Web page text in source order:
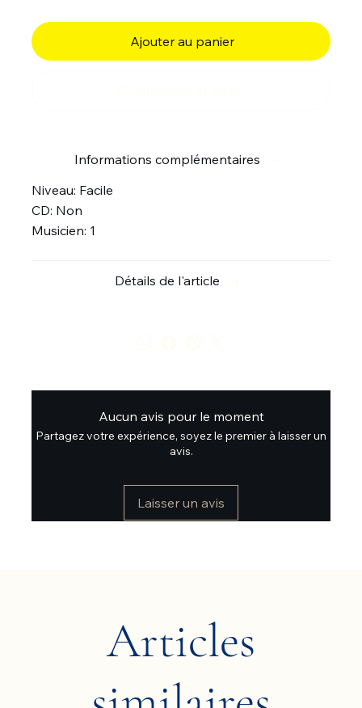
Ajouter au panier
Informations complémentaires
Niveau: Facile
CD: Non
Musicien: 1
Détails de l'article
Aucun avis pour le moment
Partagez votre expérience, soyez le premier à laisser un
avis.
Laisser un avis
Articles